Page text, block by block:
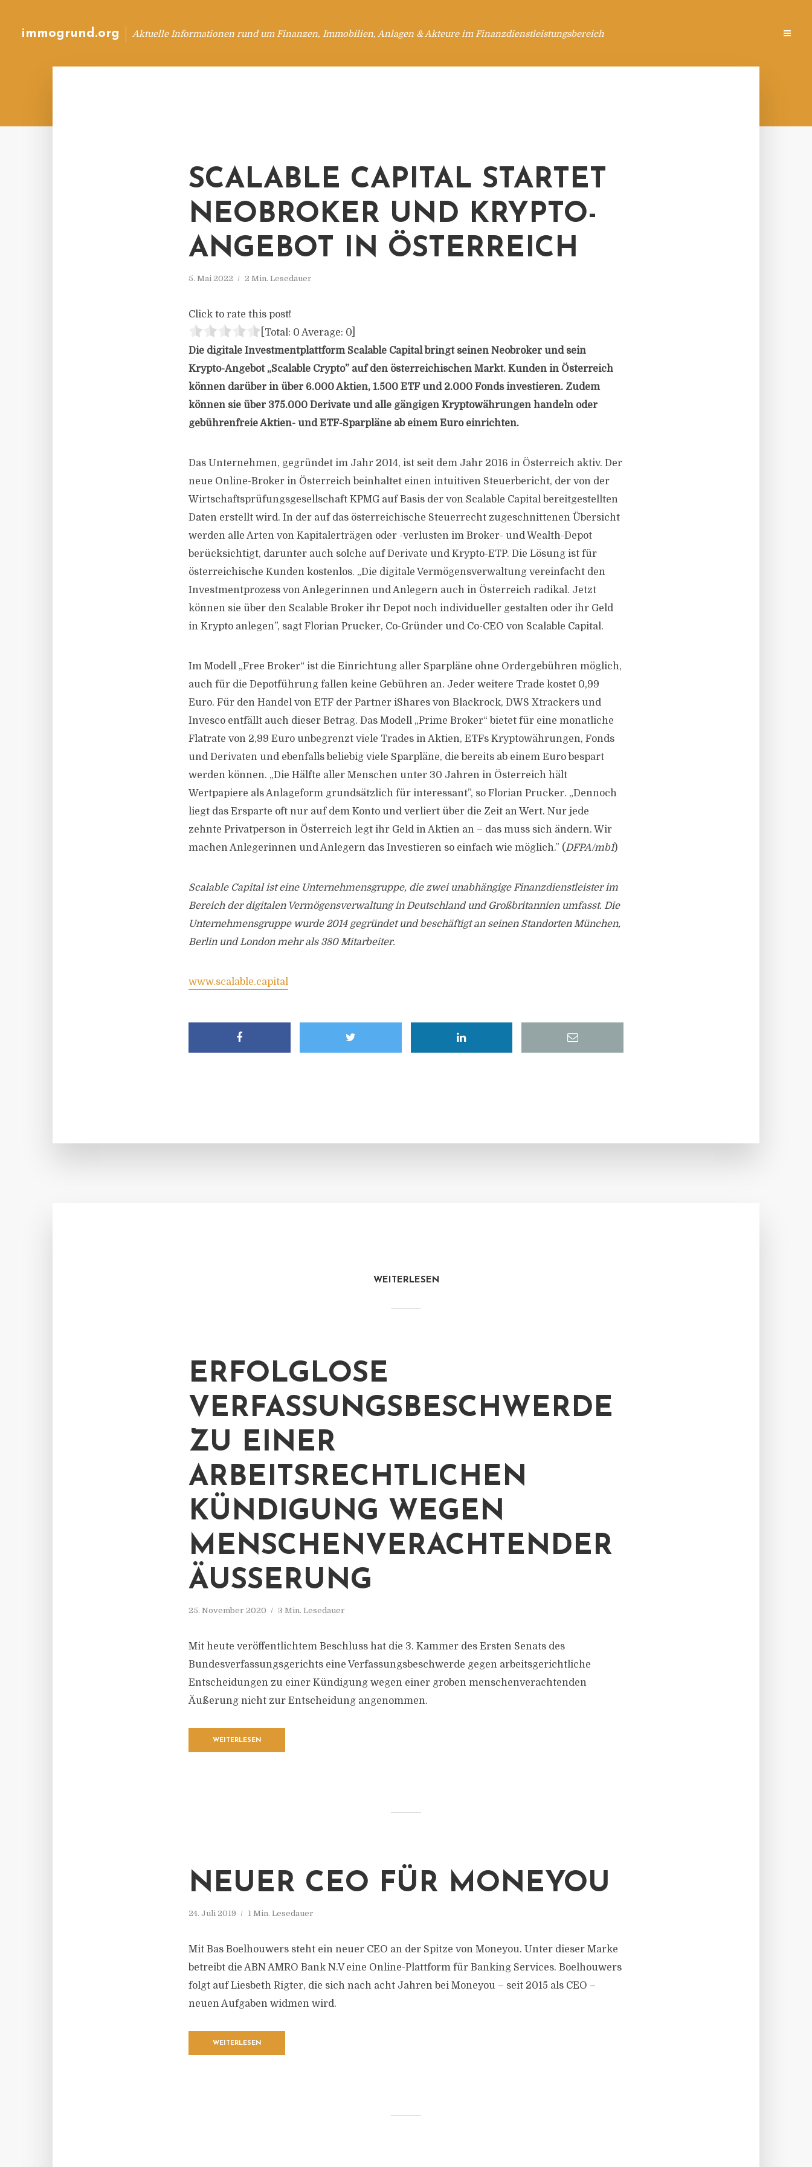
immogrund.org Aktuelle Informationen rund um Finanzen, Immobilien, Anlagen & Akteure im Finanzdienstleistungsbereich
SCALABLE CAPITAL STARTET
NEOBROKER UND KRYPTO-
ANGEBOT IN ÖSTERREICH
5. Mai 2022 2 Min. Lesedauer
Click to rate this post!
[Total: 0 Average: 0
Die digitale Investmentplattform Scalable Capital bringt seinen Neobroker und sein
Krypto-Angebot „Scalable Crypto” auf den österreichischen Markt. Kunden in Österreich
können darüber in über 6.000 Aktien, 1.500 ETF und 2.000 Fonds investieren. Zudem
können sie über 375.000 Derivate und alle gängigen Kryptowährungen handeln oder
gebührenfreie Aktien- und ETF-Sparpläne ab einem Euro einrichten.
Das Unternehmen, gegründet im Jahr 2014, ist seit dem Jahr 2016 in Österreich aktiv. Der
neue Online-Broker in Österreich beinhaltet einen intuitiven Steuerbericht, der von der
Wirtschaftsprüfungsgesellschaft KPMG auf Basis der von Scalable Capital bereitgestellten
Daten erstellt wird. In der auf das österreichische Steuerrecht zugeschnittenen Übersicht
werden alle Arten von Kapitalerträgen oder -verlusten im Broker- und Wealth-Depot
berücksichtigt, darunter auch solche auf Derivate und Krypto-ETP. Die Lösung ist für
österreichische Kunden kostenlos. „Die digitale Vermögensverwaltung vereinfacht den
Investmentprozess von Anlegerinnen und Anlegern auch in Österreich radikal. Jetzt
können sie über den Scalable Broker ihr Depot noch individueller gestalten oder ihr Geld
in Krypto anlegen”, sagt Florian Prucker, Co-Gründer und Co-CEO von Scalable Capital.
Im Modell „Free Broker“ ist die Einrichtung aller Sparpläne ohne Ordergebühren möglich,
auch für die Depotführung fallen keine Gebühren an. Jeder weitere Trade kostet 0,99
Euro. Für den Handel von ETF der Partner iShares von Blackrock, DWS Xtrackers und
Invesco entfällt auch dieser Betrag. Das Modell „Prime Broker“ bietet für eine monatliche
Flatrate von 2,99 Euro unbegrenzt viele Trades in Aktien, ETFs Kryptowährungen, Fonds
und Derivaten und ebenfalls beliebig viele Sparpläne, die bereits ab einem Euro bespart
werden können. „Die Hälfte aller Menschen unter 30 Jahren in Österreich hält
Wertpapiere als Anlageform grundsätzlich für interessant”, so Florian Prucker. „Dennoch
liegt das Ersparte oft nur auf dem Konto und verliert über die Zeit an Wert. Nur jede
zehnte Privatperson in Österreich legt ihr Geld in Aktien an – das muss sich ändern. Wir
machen Anlegerinnen und Anlegern das Investieren so einfach wie möglich.” (DFPA/mb1)
Scalable Capital ist eine Unternehmensgruppe, die zwei unabhängige Finanzdienstleister im
Bereich der digitalen Vermögensverwaltung in Deutschland und Großbritannien umfasst. Die
Unternehmensgruppe wurde 2014 gegründet und beschäftigt an seinen Standorten München,
Berlin und London mehr als 380 Mitarbeiter.
www.scalable.capital
WEITERLESEN
ERFOLGLOSE
VERFASSUNGSBESCHWERDE
ZU EINER
ARBEITSRECHTLICHEN
KÜNDIGUNG WEGEN
MENSCHENVERACHTENDER
ÄUSSERUNG
25. November 2020 3 Min. Lesedauer
Mit heute veröffentlichtem Beschluss hat die 3. Kammer des Ersten Senats des
Bundesverfassungsgerichts eine Verfassungsbeschwerde gegen arbeitsgerichtliche
Entscheidungen zu einer Kündigung wegen einer groben menschenverachtenden
Äußerung nicht zur Entscheidung angenommen.
WEITERLESEN
NEUER CEO FÜR MONEYOU
24. Juli 2019 1 Min. Lesedauer
Mit Bas Boelhouwers steht ein neuer CEO an der Spitze von Moneyou. Unter dieser Marke
betreibt die ABN AMRO Bank N.V eine Online-Plattform für Banking Services. Boelhouwers
folgt auf Liesbeth Rigter, die sich nach acht Jahren bei Moneyou – seit 2015 als CEO –
neuen Aufgaben widmen wird.
WEITERLESEN